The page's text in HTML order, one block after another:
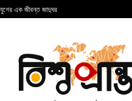
যুগের এক জীবন্ত জাদুঘর